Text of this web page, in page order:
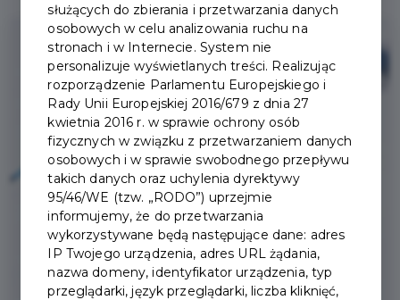
służących do zbierania i przetwarzania danych
osobowych w celu analizowania ruchu na
stronach i w Internecie. System nie
personalizuje wyświetlanych treści. Realizując
rozporządzenie Parlamentu Europejskiego i
Rady Unii Europejskiej 2016/679 z dnia 27
kwietnia 2016 r. w sprawie ochrony osób
fizycznych w związku z przetwarzaniem danych
osobowych i w sprawie swobodnego przepływu
takich danych oraz uchylenia dyrektywy
95/46/WE (tzw. „RODO”) uprzejmie
informujemy, że do przetwarzania
wykorzystywane będą następujące dane: adres
IP Twojego urządzenia, adres URL żądania,
nazwa domeny, identyfikator urządzenia, typ
przeglądarki, język przeglądarki, liczba kliknięć,